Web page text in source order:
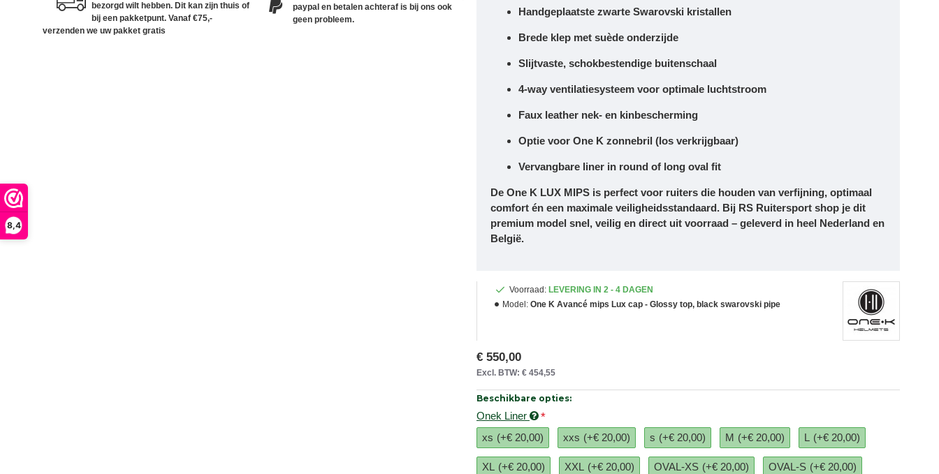
8,4
bezorgd wilt hebben. Dit kan zijn thuis of
bij een pakketpunt. Vanaf €75,-
verzenden we uw pakket gratis
paypal en betalen achteraf is bij ons ook
geen probleem.
Handgeplaatste zwarte Swarovski kristallen
Brede klep met suède onderzijde
Slijtvaste, schokbestendige buitenschaal
4-way ventilatiesysteem voor optimale luchtstroom
Faux leather nek- en kinbescherming
Optie voor One K zonnebril (los verkrijgbaar)
Vervangbare liner in round of long oval fit
De One K LUX MIPS is perfect voor ruiters die houden van verfijning, optimaal
comfort én een maximale veiligheidsstandaard. Bij RS Ruitersport shop je dit
premium model snel, veilig en direct uit voorraad – geleverd in heel Nederland en
België.
Voorraad: LEVERING IN 2 - 4 DAGEN
Model: One K Avancé mips Lux cap - Glossy top, black swarovski pipe
€ 550,00
Excl. BTW: € 454,55
Beschikbare opties:
Onek Liner
xs (+€ 20,00) xxs (+€ 20,00) s (+€ 20,00) M (+€ 20,00) L (+€ 20,00)
XL (+€ 20,00) XXL (+€ 20,00) OVAL-XS (+€ 20,00) OVAL-S (+€ 20,00)